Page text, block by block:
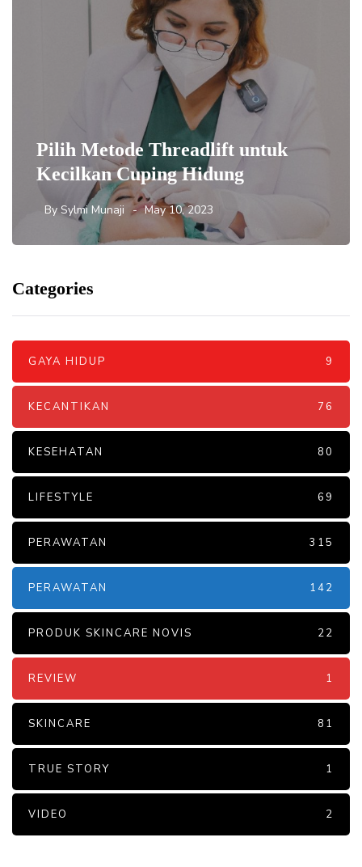
Pilih Metode Threadlift untuk
Kecilkan Cuping Hidung
By Sylmi Munaji May 10, 2023
Categories
GAYA HIDUP 9
KECANTIKAN 76
KESEHATAN 80
LIFESTYLE 69
PERAWATAN 315
PERAWATAN 142
PRODUK SKINCARE NOVIS 22
REVIEW 1
SKINCARE 81
TRUE STORY 1
VIDEO 2